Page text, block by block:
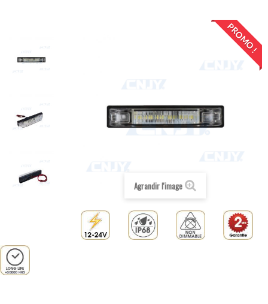
FEU DE GABARIT, VOYANT LUMINEUX DE POSITION,
PROMO !
Agrandir l'image